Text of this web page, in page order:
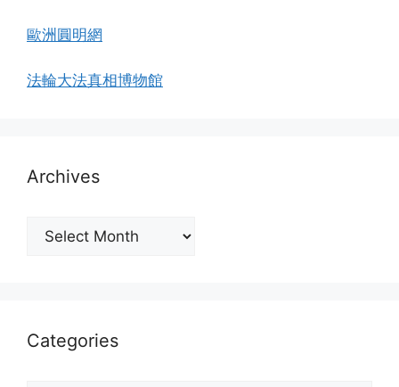
歐洲圓明網
法輪大法真相博物館
Archives
Archives
Categories